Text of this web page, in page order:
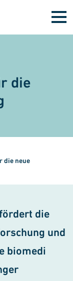
die
die neue
die
und
biomedi